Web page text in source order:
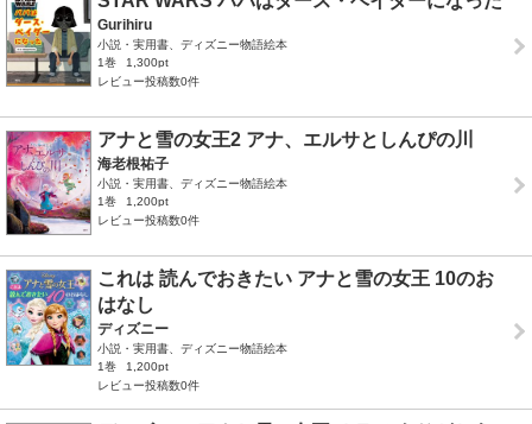
Gurihiru
小説・実用書、ディズニー物語絵本
1巻
1,300pt
レビュー投稿数0件
アナと雪の女王2 アナ、エルサとしんぴの川
海老根祐子
小説・実用書、ディズニー物語絵本
1巻
1,200pt
レビュー投稿数0件
これは 読んでおきたい アナと雪の女王 10のお
はなし
ディズニー
小説・実用書、ディズニー物語絵本
1巻
1,200pt
レビュー投稿数0件